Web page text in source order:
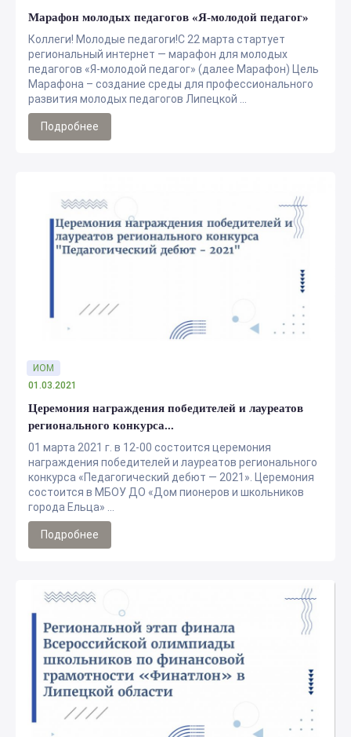
Марафон молодых педагогов «Я-молодой педагог»
Коллеги! Молодые педагоги!С 22 марта стартует
региональный интернет — марафон для молодых
педагогов «Я-молодой педагог» (далее Марафон) Цель
Марафона – создание среды для профессионального
развития молодых педагогов Липецкой ...
Подробнее
Церемония награждения победителей и лауреатов
регионального конкурса...
01 марта 2021 г. в 12-00 состоится церемония
награждения победителей и лауреатов регионального
конкурса «Педагогический дебют — 2021». Церемония
состоится в МБОУ ДО «Дом пионеров и школьников
города Ельца» ...
ИОМ
01.03.2021
Подробнее